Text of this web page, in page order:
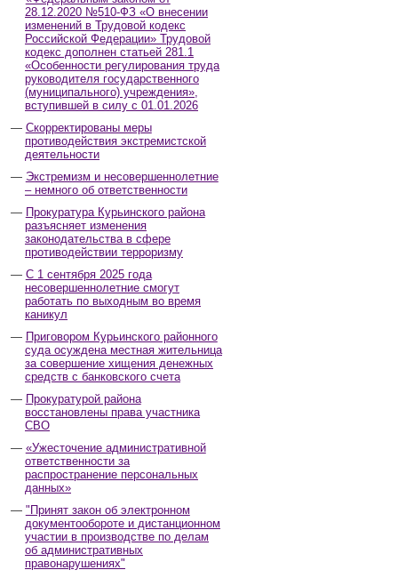
28.12.2020 №510-ФЗ «О внесении
изменений в Трудовой кодекс
Российской Федерации» Трудовой
кодекс дополнен статьей 281.1
«Особенности регулирования труда
руководителя государственного
(муниципального) учреждения»,
вступившей в силу с 01.01.2026
Скорректированы меры
противодействия экстремистской
деятельности
Экстремизм и несовершеннолетние
– немного об ответственности
Прокуратура Курьинского района
разъясняет изменения
законодательства в сфере
противодействии терроризму
С 1 сентября 2025 года
несовершеннолетние смогут
работать по выходным во время
каникул
Приговором Курьинского районного
суда осуждена местная жительница
за совершение хищения денежных
средств с банковского счета
Прокуратурой района
восстановлены права участника
СВО
«Ужесточение административной
ответственности за
распространение персональных
данных»
"Принят закон об электронном
документообороте и дистанционном
участии в производстве по делам
об административных
правонарушениях"